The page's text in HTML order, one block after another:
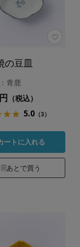
の豆皿
青鹿
（税込）
5.0（3）
ートに入れる
あとで買う